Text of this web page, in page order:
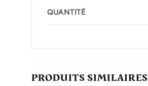
QUANTITÉ
PRODUITS SIMILAIRES